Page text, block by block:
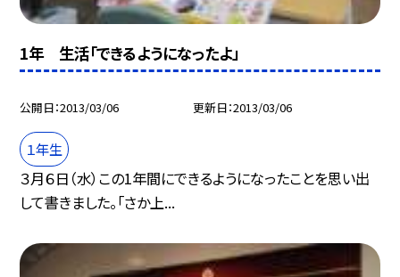
1年 生活「できるようになったよ」
公開日 2013/03/06 更新日 2013/03/06
１年生
３月６日（水）この1年間にできるようになったことを思い出
して書きました。「さか上...